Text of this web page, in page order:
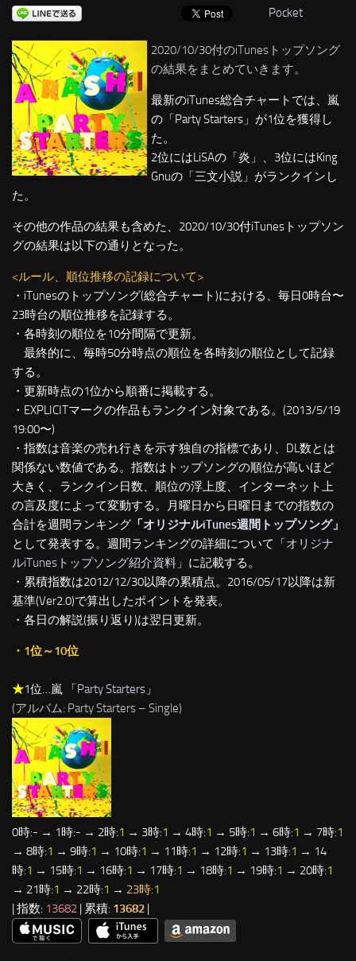
Pocket
2020/10/30付のiTunesトップソング
の結果をまとめていきます。
最新のiTunes総合チャートでは、嵐
の「Party Starters」が1位を獲得し
た。
2位にはLiSAの「炎」、3位にはKing
Gnuの「三文小説」がランクインし
た。
その他の作品の結果も含めた、2020/10/30付iTunesトップソン
グの結果は以下の通りとなった。
<ルール、順位推移の記録について>
・iTunesのトップソング(総合チャート)における、毎日0時台〜
23時台の順位推移を記録する。
・各時刻の順位を10分間隔で更新。
最終的に、毎時50分時点の順位を各時刻の順位として記録
する。
・更新時点の1位から順番に掲載する。
・EXPLICITマークの作品もランクイン対象である。(2013/5/19
19:00〜)
・指数は音楽の売れ行きを示す独自の指標であり、DL数とは
関係ない数値である。指数はトップソングの順位が高いほど
大きく、ランクイン日数、順位の浮上度、インターネット上
の言及度によって変動する。月曜日から日曜日までの指数の
合計を週間ランキング 「オリジナルiTunes週間トップソング」
として発表する。週間ランキングの詳細について「オリジナ
ルiTunesトップソング紹介資料 」に記載する。
・累積指数は2012/12/30以降の累積点。2016/05/17以降は新
基準(Ver2.0)で算出したポイントを発表。
・各日の解説(振り返り)は翌日更新。
・1位～10位
★1位…嵐 「Party Starters 」
(アルバム: Party Starters – Single)
0時:- → 1時:- → 2時:1 → 3時:1 → 4時:1 → 5時:1 → 6時:1 → 7時:1
→ 8時:1 → 9時:1 → 10時:1 → 11時:1 → 12時:1 → 13時:1 → 14
時:1 → 15時:1 → 16時:1 → 17時:1 → 18時:1 → 19時:1 → 20時:1
→ 21時:1 → 22時:1 → 23時:1
| 指数: 13682 | 累積: 13682 |